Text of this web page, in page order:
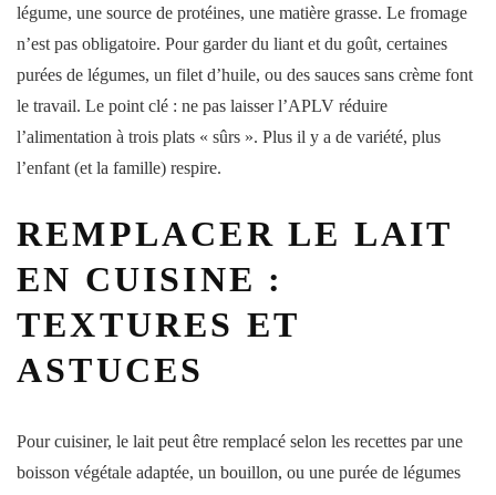
légume, une source de protéines, une matière grasse. Le fromage
n’est pas obligatoire. Pour garder du liant et du goût, certaines
purées de légumes, un filet d’huile, ou des sauces sans crème font
le travail. Le point clé : ne pas laisser l’APLV réduire
l’alimentation à trois plats « sûrs ». Plus il y a de variété, plus
l’enfant (et la famille) respire.
REMPLACER LE LAIT
EN CUISINE :
TEXTURES ET
ASTUCES
Pour cuisiner, le lait peut être remplacé selon les recettes par une
boisson végétale adaptée, un bouillon, ou une purée de légumes